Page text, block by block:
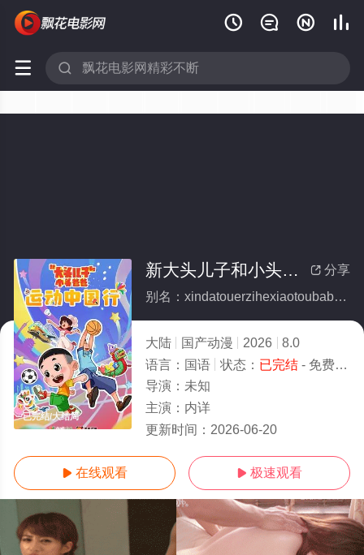
   
 
已完结/大结局
 分享
新大头儿子和小头爸爸—— 运动中国行(全集)
别名：xindatouerzihexiaotoubabayundongzhongguoxing
大陆 国产动漫 2026
8.0
语言： 国语 状态： 已完结- 免费在线观看
导演： 未知
主演： 内详
更新时间： 2026-06-20
 在线观看  极速观看